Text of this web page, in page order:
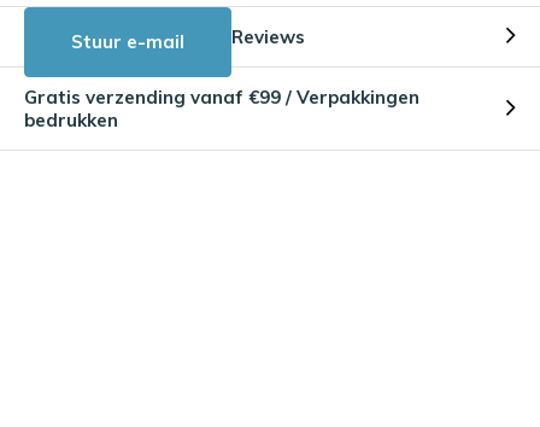
Stuur e-mail Reviews
Gratis verzending vanaf €99 / Verpakkingen
bedrukken